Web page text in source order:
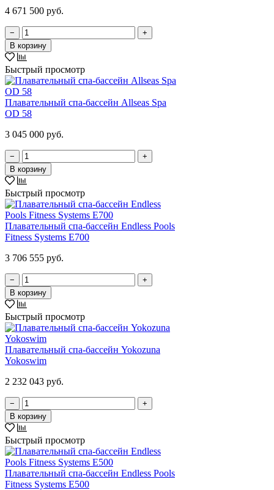
4 671 500 руб.
−
+
В корзину
Быстрый просмотр
Плавательный спа-бассейн Allseas Spa
OD 58
3 045 000 руб.
−
+
В корзину
Быстрый просмотр
Плавательный спа-бассейн Endless Pools
Fitness Systems E700
3 706 555 руб.
−
+
В корзину
Быстрый просмотр
Плавательный спа-бассейн Yokozuna
Yokoswim
2 232 043 руб.
−
+
В корзину
Быстрый просмотр
Плавательный спа-бассейн Endless Pools
Fitness Systems E500